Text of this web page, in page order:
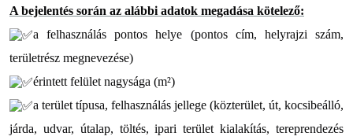
A bejelentés során az alábbi adatok megadása kötelező:
a felhasználás pontos helye (pontos cím, helyrajzi szám,
területrész megnevezése)
érintett felület nagysága (m²)
a terület típusa, felhasználás jellege (közterület, út, kocsibeálló,
járda, udvar, útalap, töltés, ipari terület kialakítás, tereprendezés